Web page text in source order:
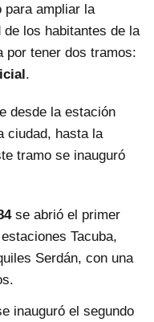
para ampliar la
los habitantes de la
por tener dos tramos:
.
desde la estación
ciudad, hasta la
tramo se inauguró
se abrió el primer
Tacuba,
Serdán, con una
inauguró el segundo